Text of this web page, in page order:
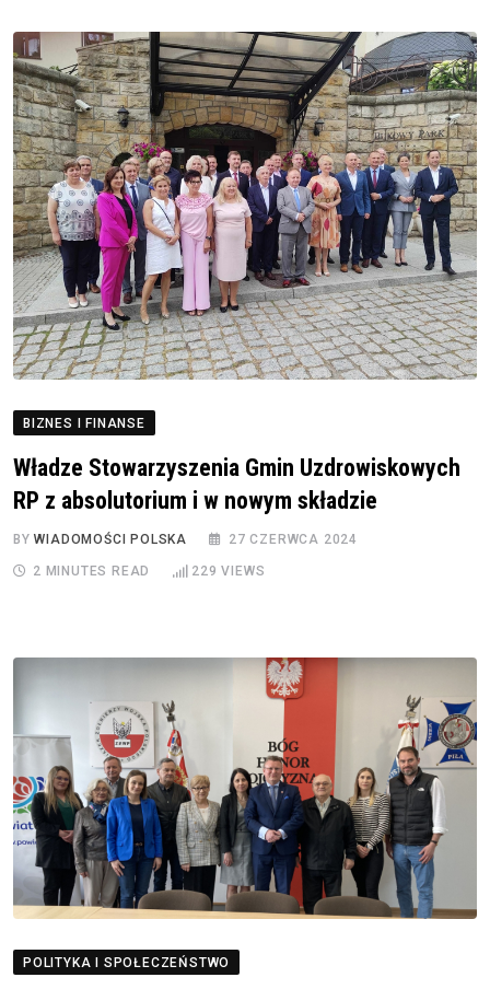
BIZNES I FINANSE
Władze Stowarzyszenia Gmin Uzdrowiskowych
RP z absolutorium i w nowym składzie
BYWIADOMOŚCI POLSKA 27 CZERWCA 2024
2 MINUTES READ 229 VIEWS
POLITYKA I SPOŁECZEŃSTWO